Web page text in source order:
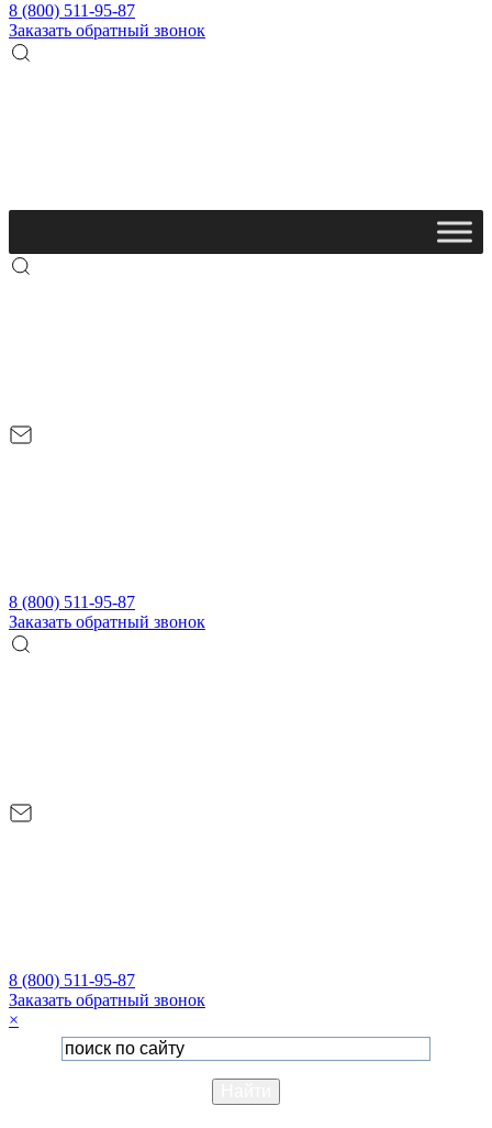
8 (800) 511-95-87
Заказать обратный звонок
8 (800) 511-95-87
Заказать обратный звонок
8 (800) 511-95-87
Заказать обратный звонок
×